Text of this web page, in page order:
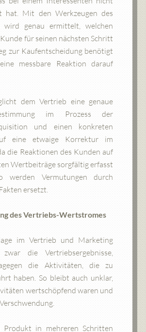
hat. Mit den Werkzeugen des
wird genau ermittelt, welchen
für seinen nächsten Schritt
zur Kaufentscheidung benötigt
messbare Reaktion darauf
dem Vertrieb eine genaue
im Prozess der
und einen konkreten
eine etwaige Korrektur im
die Reaktionen des Kunden auf
Wertbeiträge sorgfältig erfasst
werden Vermutungen durch
ersetzt.
des Vertriebs-Wertstromes
im Vertrieb und Marketing
zwar die Vertriebsergebnisse,
die Aktivitäten, die zu
haben. So bleibt auch unklar,
wertschöpfend waren und
Produkt in mehreren Schritten